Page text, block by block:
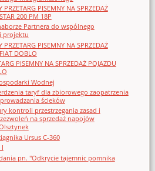
PISEMNY NA SPRZEDAŻ
200 PM 18P
Partnera do wspólnego
projektu
PISEMNY NA SPRZEDAŻ
DOBLO
PISEMNY NA SPRZEDAŻ POJAZDU
Wodnej
taryf dla zbiorowego zaopatrzenia
ścieków
kontroli przestrzegania zasad i
na sprzedaż napojów
Ursus C-360
pn. "Odkrycie tajemnic pomnika